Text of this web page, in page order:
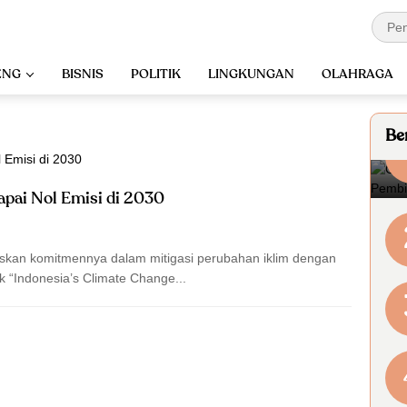
BISNIS POLITIK LINGKUNGAN OLAHRAGA
Nol Emisi di 2030
komitmennya dalam mitigasi perubahan iklim dengan
Climate Change...